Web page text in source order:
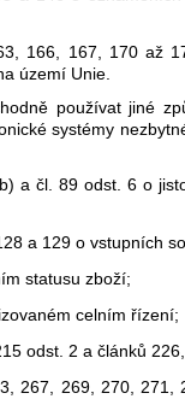
166, 167, 170 až
území Unie.
používat jiné
systémy
a čl. 89 odst. 6 o
a 129 o vstupních
statusu zboží;
celním řízení;
odst. 2 a článků
267, 269, 270,